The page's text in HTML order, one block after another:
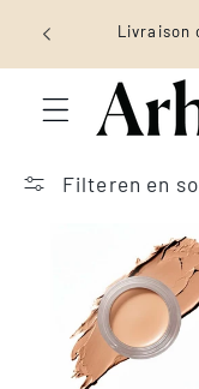
Privacy
naar de
Livraison
Filteren en